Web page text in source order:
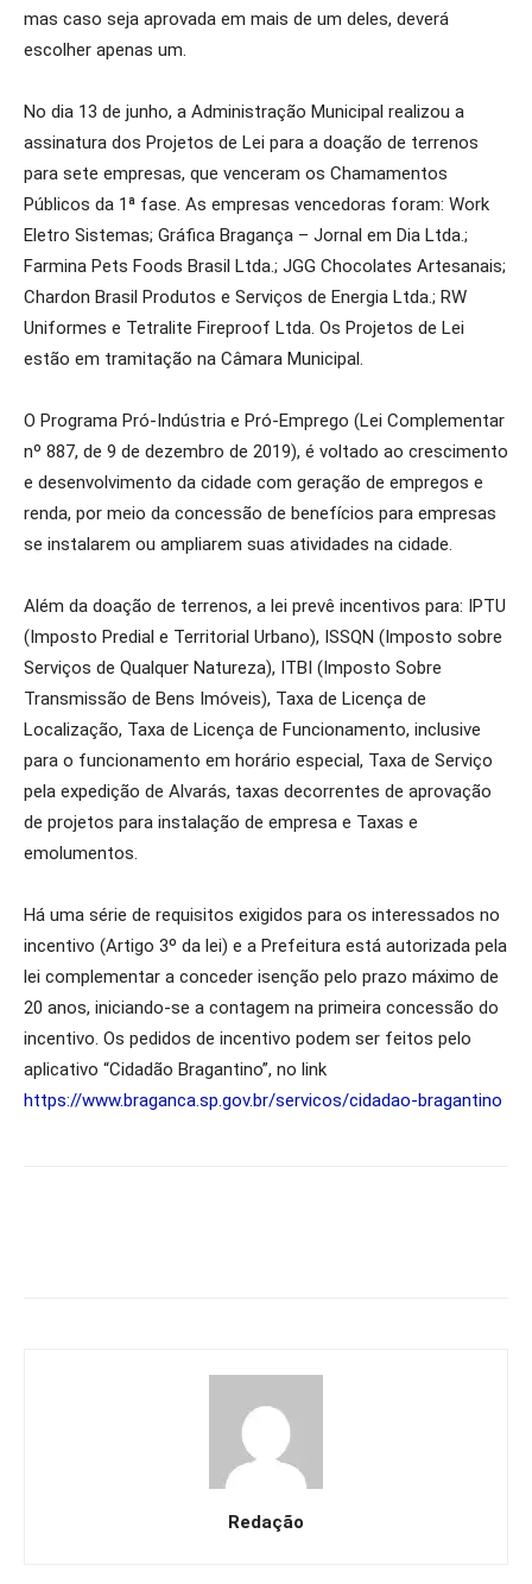
mas caso seja aprovada em mais de um deles, deverá
escolher apenas um.
No dia 13 de junho, a Administração Municipal realizou a
assinatura dos Projetos de Lei para a doação de terrenos
para sete empresas, que venceram os Chamamentos
Públicos da 1ª fase. As empresas vencedoras foram: Work
Eletro Sistemas; Gráfica Bragança – Jornal em Dia Ltda.;
Farmina Pets Foods Brasil Ltda.; JGG Chocolates Artesanais;
Chardon Brasil Produtos e Serviços de Energia Ltda.; RW
Uniformes e Tetralite Fireproof Ltda. Os Projetos de Lei
estão em tramitação na Câmara Municipal.
O Programa Pró-Indústria e Pró-Emprego (Lei Complementar
nº 887, de 9 de dezembro de 2019), é voltado ao crescimento
e desenvolvimento da cidade com geração de empregos e
renda, por meio da concessão de benefícios para empresas
se instalarem ou ampliarem suas atividades na cidade.
Além da doação de terrenos, a lei prevê incentivos para: IPTU
(Imposto Predial e Territorial Urbano), ISSQN (Imposto sobre
Serviços de Qualquer Natureza), ITBI (Imposto Sobre
Transmissão de Bens Imóveis), Taxa de Licença de
Localização, Taxa de Licença de Funcionamento, inclusive
para o funcionamento em horário especial, Taxa de Serviço
pela expedição de Alvarás, taxas decorrentes de aprovação
de projetos para instalação de empresa e Taxas e
emolumentos.
Há uma série de requisitos exigidos para os interessados no
incentivo (Artigo 3º da lei) e a Prefeitura está autorizada pela
lei complementar a conceder isenção pelo prazo máximo de
20 anos, iniciando-se a contagem na primeira concessão do
incentivo. Os pedidos de incentivo podem ser feitos pelo
aplicativo “Cidadão Bragantino”, no link
https://www.braganca.sp.gov.br/servicos/cidadao-bragantino
Redação